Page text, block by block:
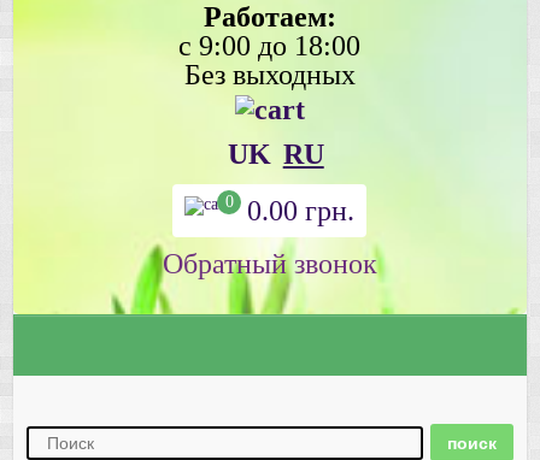
Работаем:
с 9:00 до 18:00
Без выходных
UK RU
0 0.00грн.